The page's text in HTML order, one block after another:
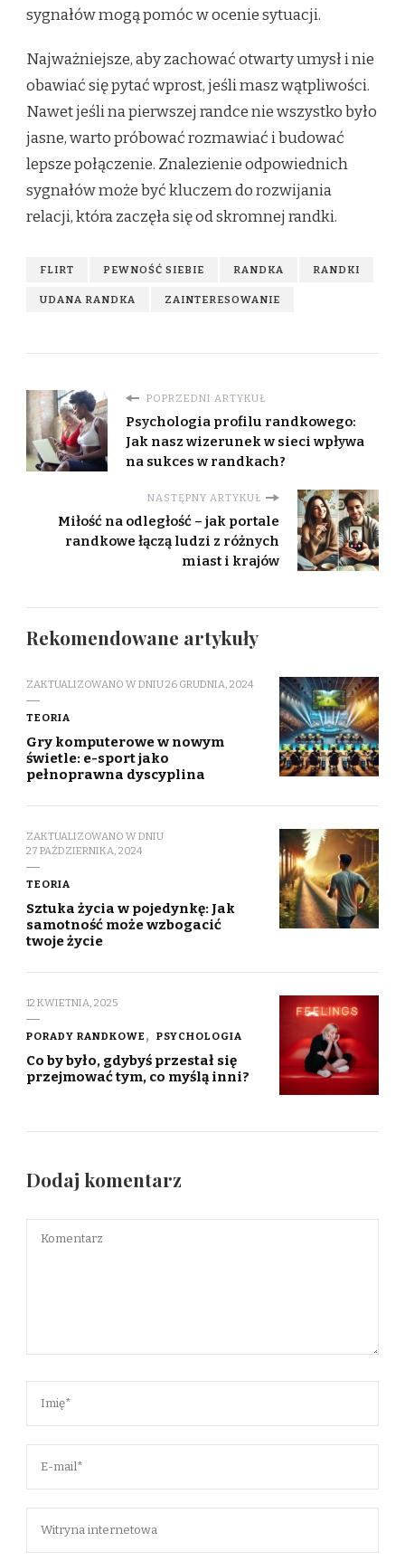
sygnałów mogą pomóc w ocenie sytuacji.
Najważniejsze, aby zachować otwarty umysł i nie
obawiać się pytać wprost, jeśli masz wątpliwości.
Nawet jeśli na pierwszej randce nie wszystko było
jasne, warto próbować rozmawiać i budować
lepsze połączenie. Znalezienie odpowiednich
sygnałów może być kluczem do rozwijania
relacji, która zaczęła się od skromnej randki.
FLIRT PEWNOŚĆ SIEBIE RANDKA RANDKI
UDANA RANDKA ZAINTERESOWANIE
POPRZEDNI ARTYKUŁ
Psychologia profilu randkowego:
Jak nasz wizerunek w sieci wpływa
na sukces w randkach?
NASTĘPNY ARTYKUŁ
Miłość na odległość – jak portale
randkowe łączą ludzi z różnych
miast i krajów
Rekomendowane artykuły
ZAKTUALIZOWANO W DNIU26 GRUDNIA, 2024
TEORIA
Gry komputerowe w nowym
świetle: e-sport jako
pełnoprawna dyscyplina
ZAKTUALIZOWANO W DNIU
27 PAŹDZIERNIKA, 2024
TEORIA
Sztuka życia w pojedynkę: Jak
samotność może wzbogacić
twoje życie
12 KWIETNIA, 2025
PORADY RANDKOWE PSYCHOLOGIA
Co by było, gdybyś przestał się
przejmować tym, co myślą inni?
Dodaj komentarz